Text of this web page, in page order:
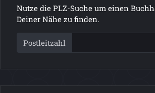
Nutze die PLZ-Suche um einen
Deiner Nähe zu finden.
Postleitzahl